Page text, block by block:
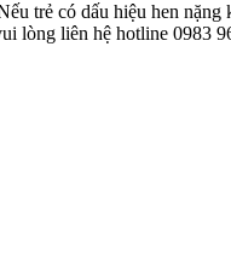
trẻ có dấu hiệu hen
lòng liên hệ hotline 0983